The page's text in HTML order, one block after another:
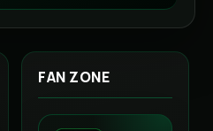
FAN ZONE